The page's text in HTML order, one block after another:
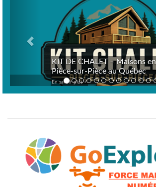
KIT DE CHALET – Maisons en
Pièce-sur-Pièce au Québec
En savoir plus >